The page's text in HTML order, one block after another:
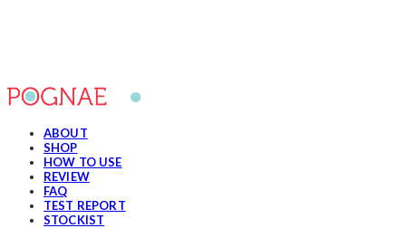
ABOUT
SHOP
HOW TO USE
REVIEW
FAQ
TEST REPORT
STOCKIST